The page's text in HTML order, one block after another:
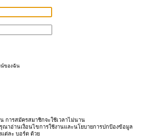
น์ของฉัน
การสมัครสมาชิกจะใช้เวลาไม่นาน
าอ่านเงื่อนไขการใช้งานและนโยบายการปกป้องข้อมูล
ต่ละ บอร์ด ด้วย